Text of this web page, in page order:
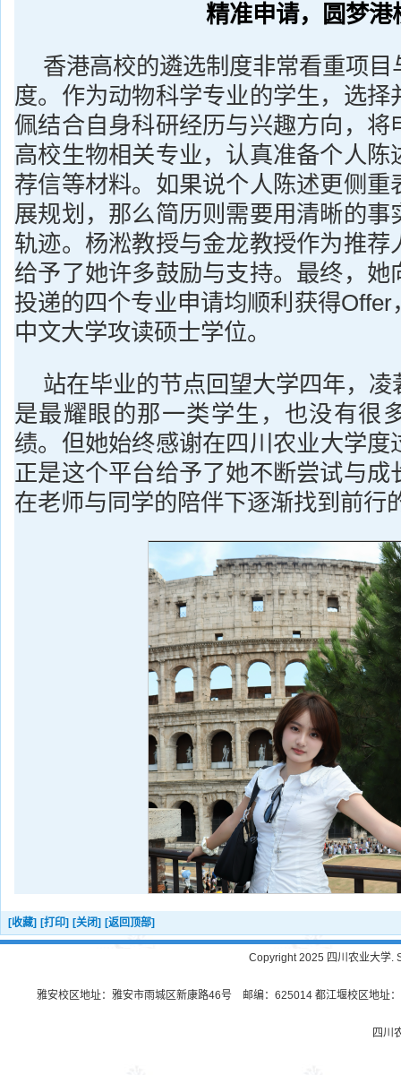
精准申请，圆梦港
香港高校的遴选制度非常看重项
度。作为动物科学专业的学生，选择
佩结合自身科研经历与兴趣方向，将
高校生物相关专业，认真准备个人陈
荐信等材料。如果说个人陈述更侧重
展规划，那么简历则需要用清晰的事
轨迹。杨淞教授与金龙教授作为推荐
给予了她许多鼓励与支持。最终，她
投递的四个专业申请均顺利获得
中文大学攻读硕士学位。
站在毕业的节点回望大学四年，
是最耀眼的那一类学生，也没有很
绩。但她始终感谢在四川农业大学
正是这个平台给予了她不断尝试与成
在老师与同学的陪伴下逐渐找到前行
[收藏] [打印] [关闭] [返回顶部]
Copyright 2025 四川农业大学.
雅安校区地址：雅安市雨城区新康路46号 邮编：625014 都江堰校区地址
四川